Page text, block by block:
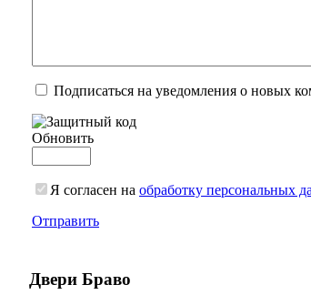
Подписаться на уведомления о новых
Обновить
Я согласен на обработку персональных
Отправить
Двери Браво